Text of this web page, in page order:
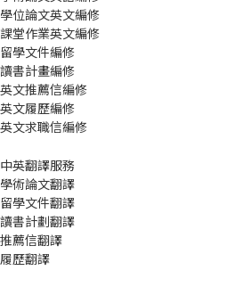
學位論文英文編修
課堂作業英文編修
留學文件編修
讀書計畫編修
英文推薦信編修
英文履歷編修
英文求職信編修
中英翻譯服務
學術論文翻譯
留學文件翻譯
讀書計劃翻譯
推薦信翻譯
履歷翻譯